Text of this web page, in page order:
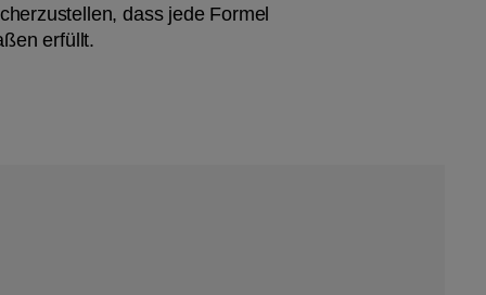
dass jede Formel
erfüllt.